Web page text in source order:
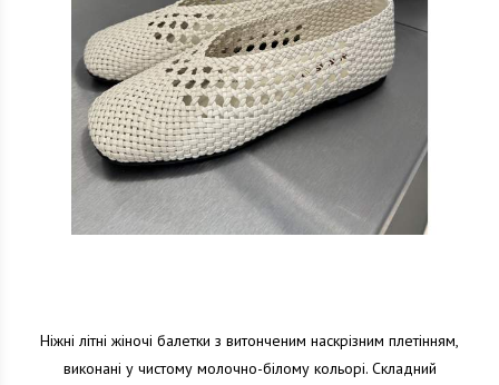
Ніжні літні жіночі балетки з витонченим наскрізним плетінням,
виконані у чистому молочно-білому кольорі. Складний